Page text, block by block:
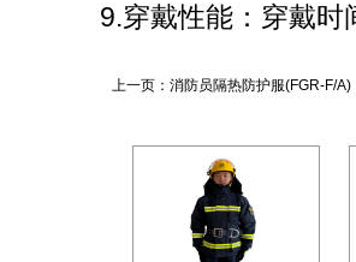
9.穿戴性能：穿戴时
上一页： 消防员隔热防护服(FGR-F/A)